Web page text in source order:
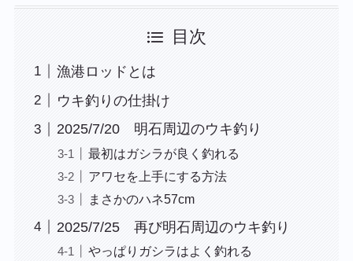
目次
漁港ロッドとは
ウキ釣りの仕掛け
2025/7/20 明石周辺のウキ釣り
最初はガシラが良く釣れる
アワセを上手にする方法
まさかのハネ57cm
2025/7/25 再び明石周辺のウキ釣り
やっぱりガシラはよく釣れる